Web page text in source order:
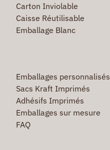
Carton Inviolable
Caisse Réutilisable
Emballage Blanc
Emballages personnalisés
Sacs Kraft Imprimés
Adhésifs Imprimés
Emballages sur mesure
FAQ